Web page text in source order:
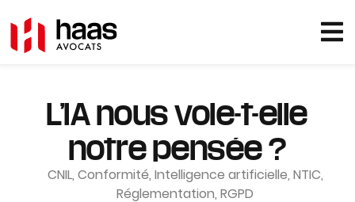
L’IA nous vole-t-elle
notre pensée ?
CNIL, Conformité, Intelligence artificielle, NTIC,
Réglementation, RGPD